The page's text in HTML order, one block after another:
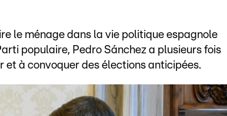
le ménage dans la vie politique espagnole
populaire, Pedro Sánchez a plusieurs fois
et à convoquer des élections anticipées.